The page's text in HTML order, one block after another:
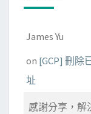
James Yu
on [GCP] 刪除
址
感謝分享，解